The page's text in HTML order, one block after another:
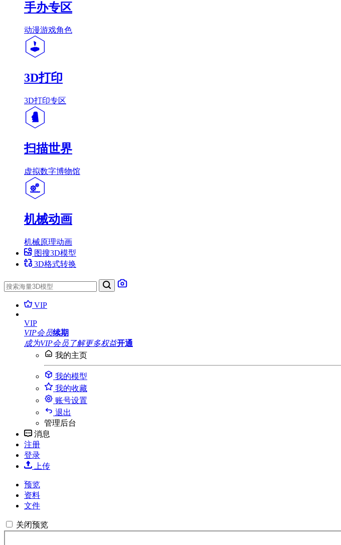
手办专区
动漫游戏角色
3D打印
3D打印专区
扫描世界
虚拟数字博物馆
机械动画
机械原理动画
图搜3D模型
3D格式转换
VIP
VIP
VIP会员续期
成为VIP会员 了解更多权益开通
我的主页
我的模型
我的收藏
账号设置
退出
管理后台
消息
注册
登录
上传
预览
资料
文件
关闭预览